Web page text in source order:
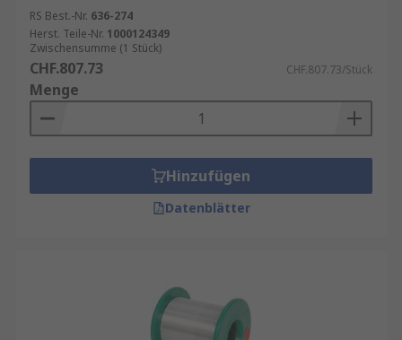
RS Best.-Nr. 636-274
Herst. Teile-Nr. 1000124349
Zwischensumme (1 Stück)
CHF.807.73 CHF.807.73/Stück
Menge
Hinzufügen
Datenblätter